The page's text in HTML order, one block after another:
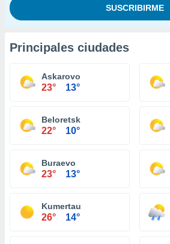
Principales ciudades
Askarovo
23° 13°
Beloretsk
22° 10°
Buraevo
23° 13°
Kumertau
26° 14°